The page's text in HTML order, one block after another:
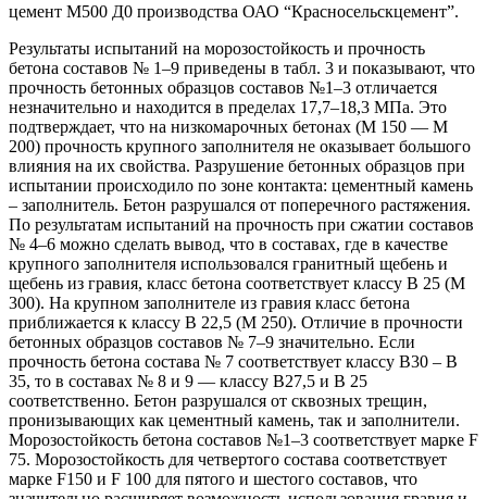
цемент М500 Д0 производства ОАО “Красносельскцемент”.
Результаты испытаний на морозостойкость и прочность
бетона составов № 1–9 приведены в табл. 3 и показывают, что
прочность бетонных образцов составов №1–3 отличается
незначительно и находится в пределах 17,7–18,3 МПа. Это
подтверждает, что на низкомарочных бетонах (М 150 — М
200) прочность крупного заполнителя не оказывает большого
влияния на их свойства. Разрушение бетонных образцов при
испытании происходило по зоне контакта: цементный камень
– заполнитель. Бетон разрушался от поперечного растяжения.
По результатам испытаний на прочность при сжатии составов
№ 4–6 можно сделать вывод, что в составах, где в качестве
крупного заполнителя использовался гранитный щебень и
щебень из гравия, класс бетона соответствует классу В 25 (М
300). На крупном заполнителе из гравия класс бетона
приближается к классу В 22,5 (М 250). Отличие в прочности
бетонных образцов составов № 7–9 значительно. Если
прочность бетона состава № 7 соответствует классу В30 – В
35, то в составах № 8 и 9 — классу В27,5 и В 25
соответственно. Бетон разрушался от сквозных трещин,
пронизывающих как цементный камень, так и заполнители.
Морозостойкость бетона составов №1–3 соответствует марке F
75. Морозостойкость для четвертого состава соответствует
марке F150 и F 100 для пятого и шестого составов, что